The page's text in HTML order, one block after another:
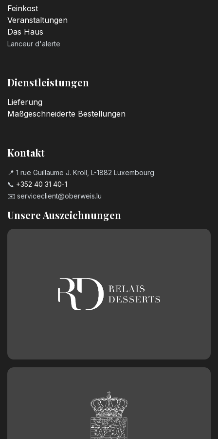
Feinkost
Veranstaltungen
Das Haus
Lanceur d'alerte
Dienstleistungen
Lieferung
Maßgeschneiderte Bestellungen
Kontakt
📍 1 rue Guillaume J. Kroll, L-1882 Luxembourg
📞 +352 40 31 40-1
✉️ serviceclient@oberweis.lu
Unsere Auszeichnungen